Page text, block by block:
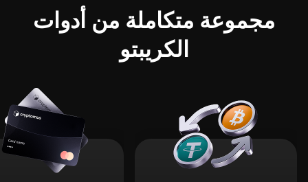
مجموعة متكاملة من أدوات
الكريبتو